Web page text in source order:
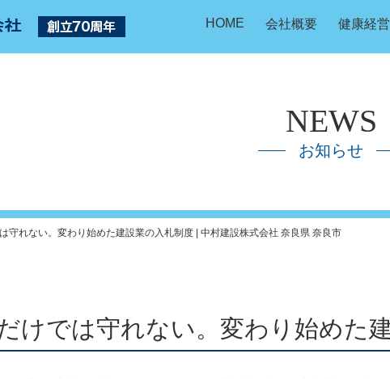
HOME 会社概要 健康経営
NEWS
お知らせ
守れない。変わり始めた建設業の入札制度 | 中村建設株式会社 奈良県 奈良市
だけでは守れない。変わり始めた